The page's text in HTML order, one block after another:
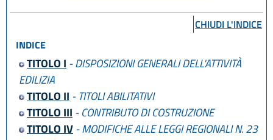
L.R. 3 agosto 2022, n. 11
L.R. 12 luglio 2023, n. 7
L.R. 28 dicembre 2023, n. 17
L.R. 14 giugno 2024, n. 7
L.R. 31 marzo 2025, n. 2
CHIUDI L'INDICE
INDICE
TITOLO I - DISPOSIZIONI GENERALI DELL'ATTIVITÀ
EDILIZIA
TITOLO II - TITOLI ABILITATIVI
TITOLO III - CONTRIBUTO DI COSTRUZIONE
TITOLO IV- MODIFICHE ALLE LEGGI REGIONALI N. 23